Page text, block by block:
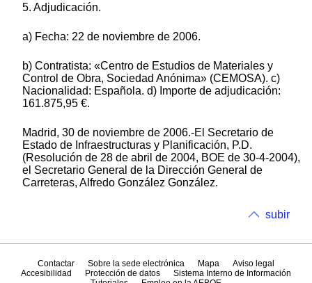
5. Adjudicación.
a) Fecha: 22 de noviembre de 2006.
b) Contratista: «Centro de Estudios de Materiales y
Control de Obra, Sociedad Anónima» (CEMOSA). c)
Nacionalidad: Española. d) Importe de adjudicación:
161.875,95 €.
Madrid, 30 de noviembre de 2006.-El Secretario de
Estado de Infraestructuras y Planificación, P.D.
(Resolución de 28 de abril de 2004, BOE de 30-4-2004),
el Secretario General de la Dirección General de
Carreteras, Alfredo González González.
subir
Contactar Sobre la sede electrónica Mapa
Aviso legal
Accesibilidad
Protección de datos
Sistema Interno de Información